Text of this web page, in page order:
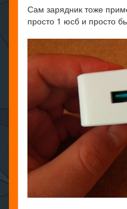
Сам зарядник тоже
просто 1 юсб и просто